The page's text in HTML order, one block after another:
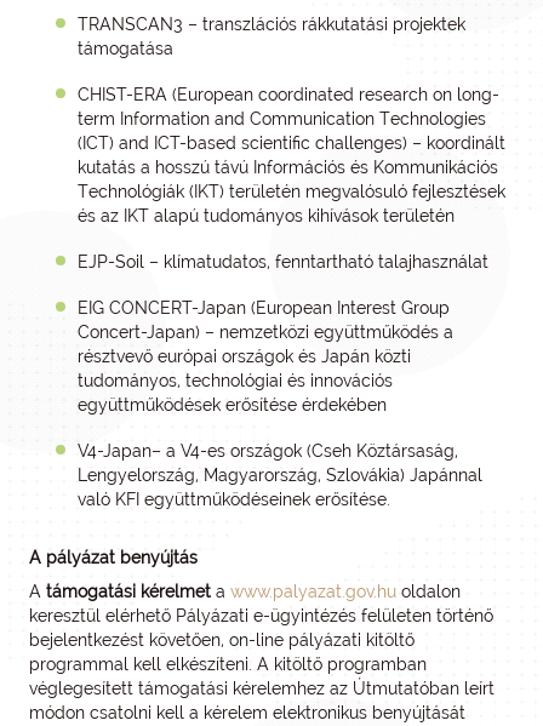
TRANSCAN3 – transzlációs rákkutatási projektek
támogatása
CHIST-ERA (European coordinated research on long-
term Information and Communication Technologies
(ICT) and ICT-based scientific challenges) – koordinált
kutatás a hosszú távú Információs és Kommunikációs
Technológiák (IKT) területén megvalósuló fejlesztések
és az IKT alapú tudományos kihívások területén
EJP-Soil – klímatudatos, fenntartható talajhasználat
EIG CONCERT-Japan (European Interest Group
Concert-Japan) – nemzetközi együttműködés a
résztvevő európai országok és Japán közti
tudományos, technológiai és innovációs
együttműködések erősítése érdekében
V4-Japan– a V4-es országok (Cseh Köztársaság,
Lengyelország, Magyarország, Szlovákia) Japánnal
való KFI együttműködéseinek erősítése.
A pályázat benyújtás
A támogatási kérelmet a www.palyazat.gov.hu oldalon
keresztül elérhető Pályázati e-ügyintézés felületen történő
bejelentkezést követően, on-line pályázati kitöltő
programmal kell elkészíteni. A kitöltő programban
véglegesített támogatási kérelemhez az Útmutatóban leírt
módon csatolni kell a kérelem elektronikus benyújtását